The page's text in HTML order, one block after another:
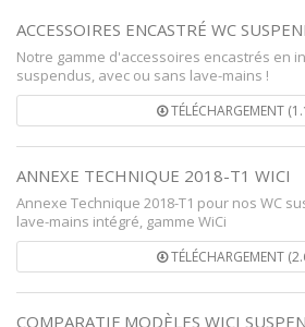
ACCESSOIRES ENCASTRÉ WC
Notre gamme d'accessoires encastrés en
suspendus, avec ou sans lave-mains !
TÉLÉCHARGEMENT
ANNEXE TECHNIQUE 2018-T1 WICI
Annexe Technique 2018-T1 pour nos WC
lave-mains intégré, gamme WiCi
TÉLÉCHARGEMENT
COMPARATIF MODÈLES WICI